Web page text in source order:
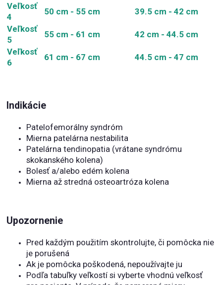
Veľkosť
4
50 cm - 55 cm
39.5 cm - 42 cm
Veľkosť
5
55 cm - 61 cm
42 cm - 44.5 cm
Veľkosť
6
61 cm - 67 cm 44.5 cm - 47 cm
Indikácie
Patelofemorálny syndróm
Mierna patelárna nestabilita
Patelárna tendinopatia (vrátane syndrómu
skokanského kolena)
Bolesť a/alebo edém kolena
Mierna až stredná osteoartróza kolena
Upozornenie
Pred každým použitím skontrolujte, či pomôcka nie
je porušená
Ak je pomôcka poškodená, nepoužívajte ju
Podľa tabuľky veľkostí si vyberte vhodnú veľkosť